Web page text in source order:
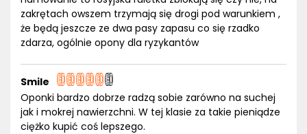
zakrętach owszem trzymają się drogi pod warunkiem ,
że będą jeszcze ze dwa pasy zapasu co się rzadko
zdarza, ogólnie opony dla ryzykantów
Smile
Oponki bardzo dobrze radzą sobie zarówno na suchej
jak i mokrej nawierzchni. W tej klasie za takie pieniądze
ciężko kupić coś lepszego.